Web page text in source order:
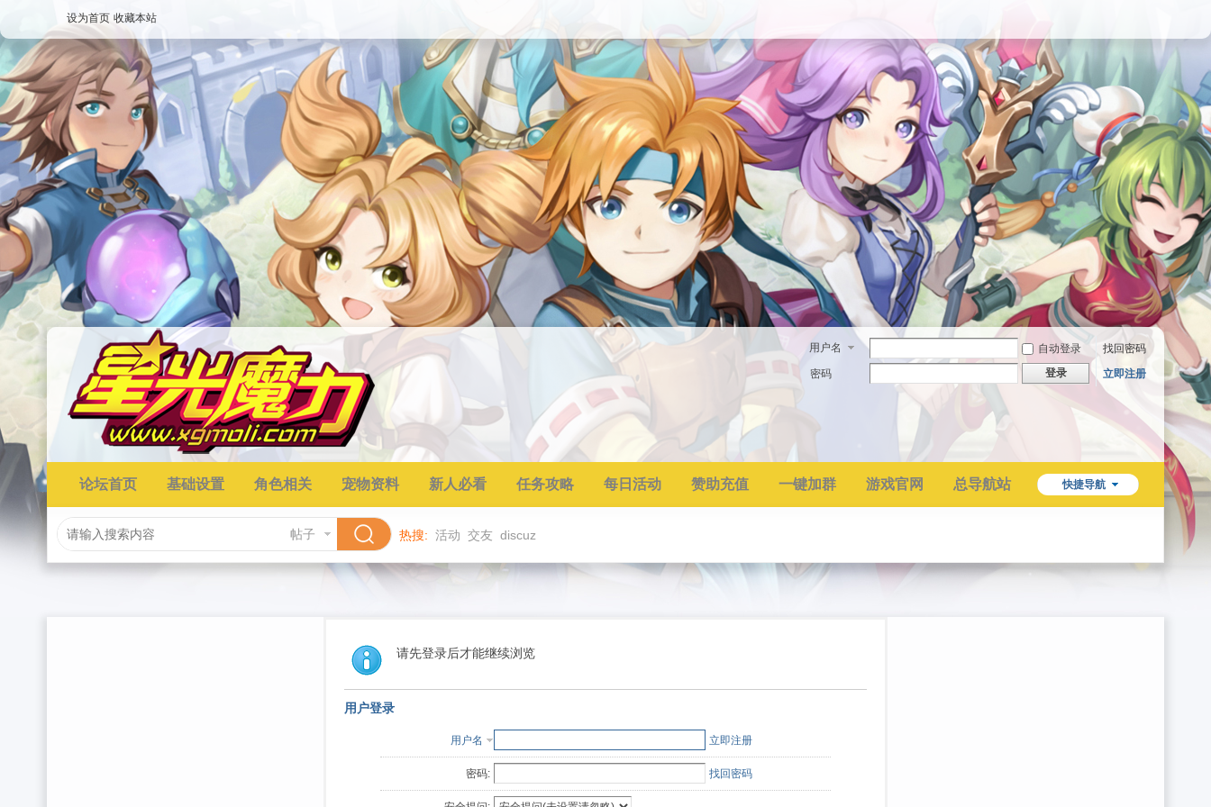
设为首页 收藏本站
用户名 自动登录
找回密码
密码
登录 立即注册
快捷导航
论坛首页 基础设置 角色相关 宠物资料 新人必看 任务攻略 每日活动 赞助充值 一键加群 游戏官网 总导航站
帖子 热搜: 活动 交友 discuz
请先登录后才能继续浏览
用户登录
用户名 立即注册
密码: 找回密码